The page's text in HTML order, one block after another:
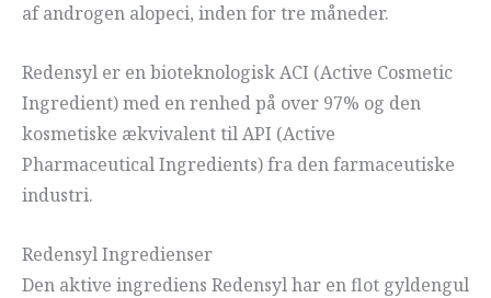
af androgen alopeci, inden for tre måneder.
Redensyl er en bioteknologisk ACI (Active Cosmetic
Ingredient) med en renhed på over 97% og den
kosmetiske ækvivalent til API (Active
Pharmaceutical Ingredients) fra den farmaceutiske
industri.
Redensyl Ingredienser
Den aktive ingrediens Redensyl har en flot gyldengul